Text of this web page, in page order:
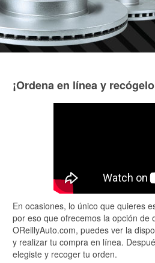
great customer service
¡Ordena en línea y
En ocasiones, lo único que quieres
por eso que ofrecemos la opción de
OReillyAuto.com, puedes ver la
y realizar tu compra en línea.
elegiste y recoger tu orden.